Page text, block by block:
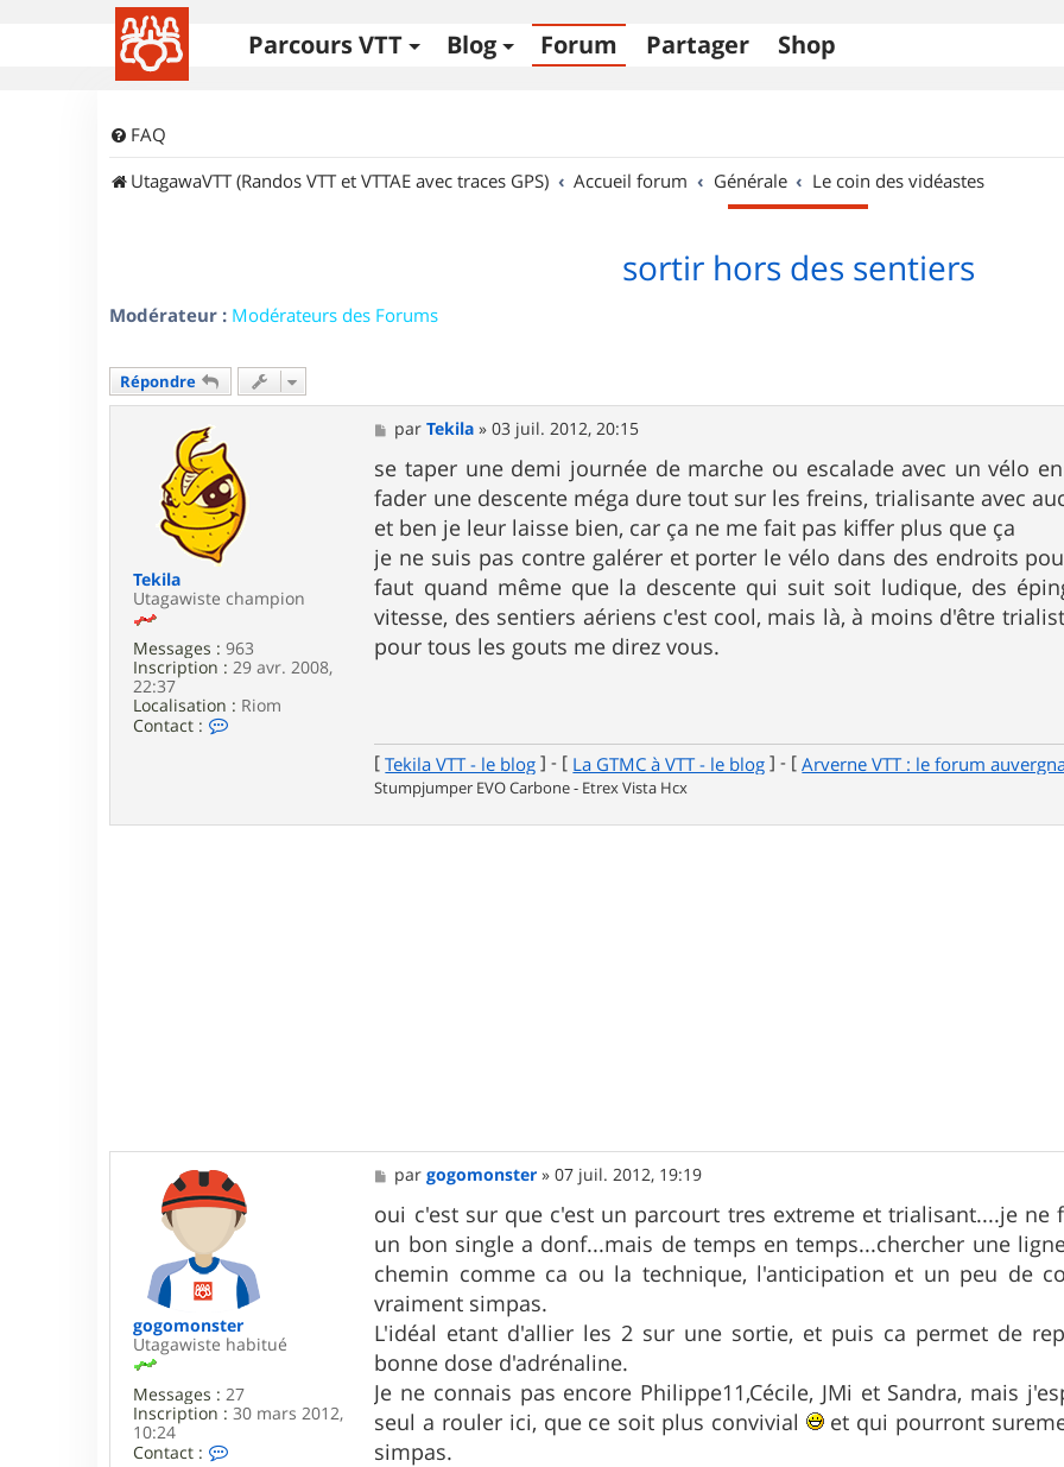
Parcours VTT Blog Forum Partager Shop
FAQ
UtagawaVTT (Randos VTT et VTTAE avec traces GPS)
Accueil forum Générale Le coin des vidéastes
sortir hors des sentiers
Modérateur : Modérateurs des Forums
Répondre
Tekila
Utagawiste champion
Messages : 963
Inscription : 29 avr. 2008,
22:37
Localisation : Riom
Contact :
M
e
s
s
a
g
e
parTekila »03 juil. 2012, 20:15
se taper une demi journée de marche ou escalade avec un vélo
fader une descente méga dure tout sur les freins, trialisante avec
et ben je leur laisse bien, car ça ne me fait pas kiffer plus que ça
je ne suis pas contre galérer et porter le vélo dans des endroits
faut quand même que la descente qui suit soit ludique, des
vitesse, des sentiers aériens c'est cool, mais là, à moins d'être
pour tous les gouts me direz vous.
[Tekila VTT - le blog ] - [ La GTMC à VTT - le blog ] - [ Arverne VTT : le forum
Stumpjumper EVO Carbone - Etrex Vista Hcx
gogomonster
Utagawiste habitué
Messages : 27
Inscription : 30 mars 2012,
10:24
Contact :
M
e
s
s
a
g
e
pargogomonster »07 juil. 2012, 19:19
oui c'est sur que c'est un parcourt tres extreme et trialisant....je
un bon single a donf...mais de temps en temps...chercher une
chemin comme ca ou la technique, l'anticipation et un peu de
vraiment simpas.
L'idéal etant d'allier les 2 sur une sortie, et puis ca permet de
bonne dose d'adrénaline.
Je ne connais pas encore Philippe11,Cécile, JMi et Sandra, mais
seul a rouler ici, que ce soit plus convivial
et qui pourront
simpas.